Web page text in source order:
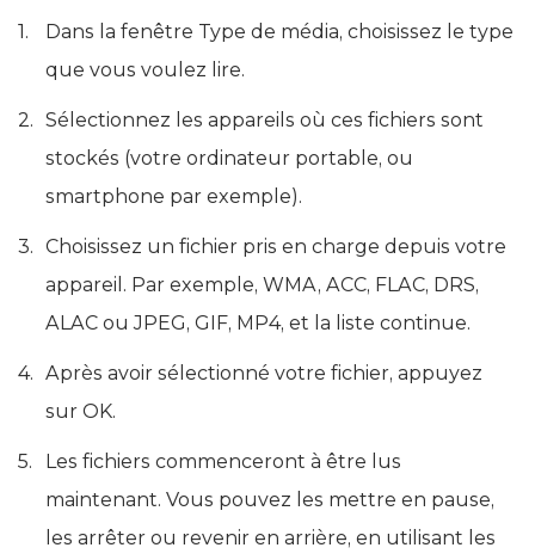
Dans la fenêtre Type de média, choisissez le type
que vous voulez lire.
Sélectionnez les appareils où ces fichiers sont
stockés (votre ordinateur portable, ou
smartphone par exemple).
Choisissez un fichier pris en charge depuis votre
appareil. Par exemple, WMA, ACC, FLAC, DRS,
ALAC ou JPEG, GIF, MP4, et la liste continue.
Après avoir sélectionné votre fichier, appuyez
sur OK.
Les fichiers commenceront à être lus
maintenant. Vous pouvez les mettre en pause,
les arrêter ou revenir en arrière, en utilisant les